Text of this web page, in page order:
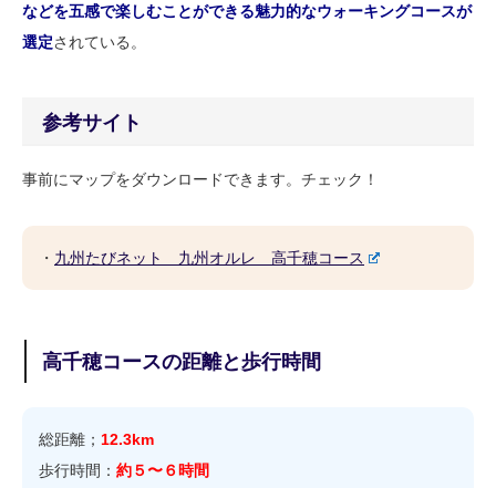
などを五感で楽しむことができる魅力的なウォーキングコースが
選定されている。
参考サイト
事前にマップをダウンロードできます。チェック！
・ 九州たびネット 九州オルレ 高千穂コース
高千穂コースの距離と歩行時間
総距離； 12.3km
歩行時間： 約５〜６時間